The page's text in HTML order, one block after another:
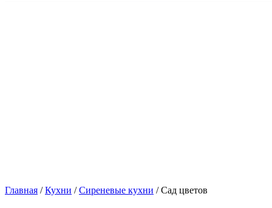
Главная /Кухни /Сиреневые кухни / Сад цветов